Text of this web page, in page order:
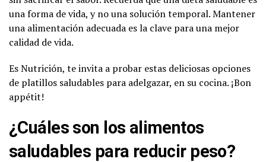
una forma de vida, y no una solución temporal. Mantener
una alimentación adecuada es la clave para una mejor
calidad de vida.
Es Nutrición, te invita a probar estas deliciosas opciones
de platillos saludables para adelgazar, en su cocina. ¡Bon
appétit!
¿Cuáles son los alimentos
saludables para reducir peso?